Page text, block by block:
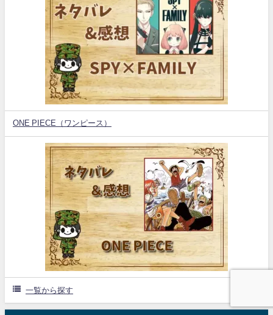
ONE PIECE（ワンピース）
一覧から探す